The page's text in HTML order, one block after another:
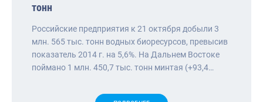
тонн
Российские предприятия к 21 октября добыли 3
млн. 565 тыс. тонн водных биоресурсов, превысив
показатель 2014 г. на 5,6%. На Дальнем Востоке
поймано 1 млн. 450,7 тыс. тонн минтая (+93,4…